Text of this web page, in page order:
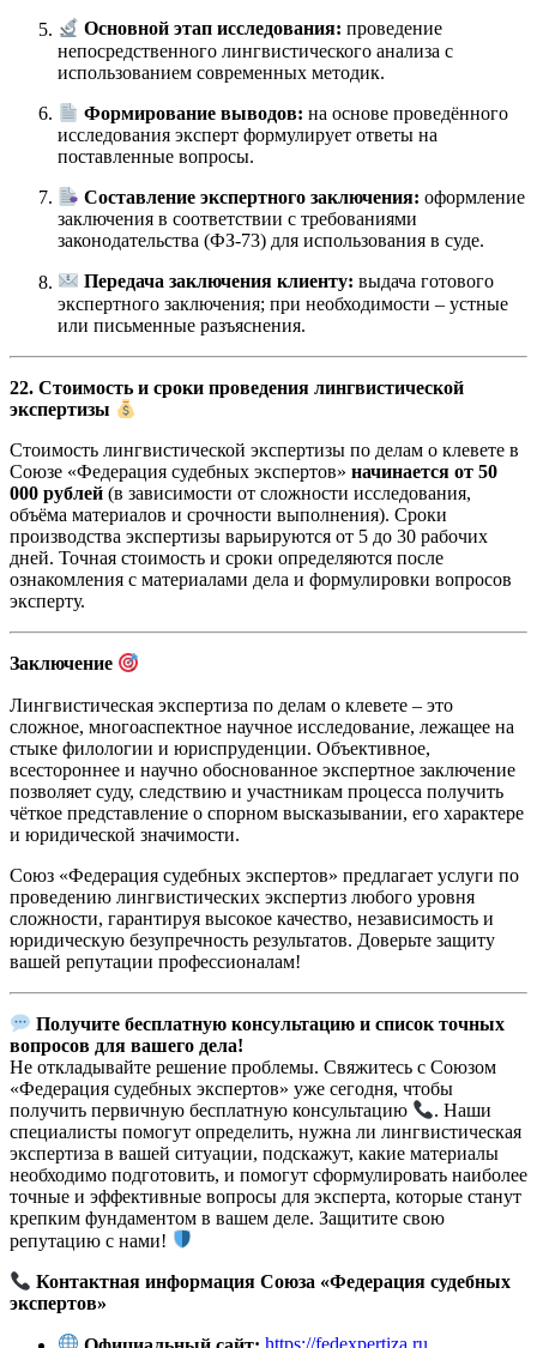
Основной этап исследования: проведение
непосредственного лингвистического анализа с
использованием современных методик.
Формирование выводов: на основе проведённого
исследования эксперт формулирует ответы на
поставленные вопросы.
Составление экспертного заключения: оформление
заключения в соответствии с требованиями
законодательства (ФЗ-73) для использования в суде.
Передача заключения клиенту: выдача готового
экспертного заключения; при необходимости – устные
или письменные разъяснения.
22. Стоимость и сроки проведения лингвистической
экспертизы
Стоимость лингвистической экспертизы по делам о клевете в
Союзе «Федерация судебных экспертов» начинается от 50
000 рублей (в зависимости от сложности исследования,
объёма материалов и срочности выполнения). Сроки
производства экспертизы варьируются от 5 до 30 рабочих
дней. Точная стоимость и сроки определяются после
ознакомления с материалами дела и формулировки вопросов
эксперту.
Заключение
Лингвистическая экспертиза по делам о клевете – это
сложное, многоаспектное научное исследование, лежащее на
стыке филологии и юриспруденции. Объективное,
всестороннее и научно обоснованное экспертное заключение
позволяет суду, следствию и участникам процесса получить
чёткое представление о спорном высказывании, его характере
и юридической значимости.
Союз «Федерация судебных экспертов» предлагает услуги по
проведению лингвистических экспертиз любого уровня
сложности, гарантируя высокое качество, независимость и
юридическую безупречность результатов. Доверьте защиту
вашей репутации профессионалам!
Получите бесплатную консультацию и список точных
вопросов для вашего дела!
Не откладывайте решение проблемы. Свяжитесь с Союзом
«Федерация судебных экспертов» уже сегодня, чтобы
получить первичную бесплатную консультацию
. Наши
специалисты помогут определить, нужна ли лингвистическая
экспертиза в вашей ситуации, подскажут, какие материалы
необходимо подготовить, и помогут сформулировать наиболее
точные и эффективные вопросы для эксперта, которые станут
крепким фундаментом в вашем деле. Защитите свою
репутацию с нами!
Контактная информация Союза «Федерация судебных
экспертов»